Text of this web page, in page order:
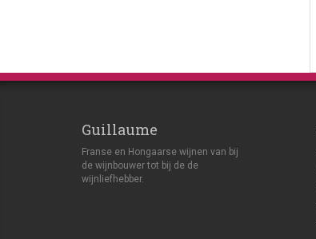
Guillaume
Franse en Hongaarse wijnen van bij
de wijnbouwer tot bij de de
wijnliefhebber.